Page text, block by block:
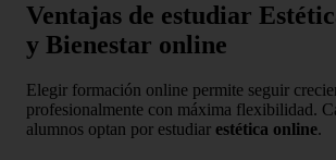
Ventajas de estudiar
y Bienestar online
Elegir formación online permite seguir
profesionalmente con máxima flexibilidad.
alumnos optan por estudiar estética online.